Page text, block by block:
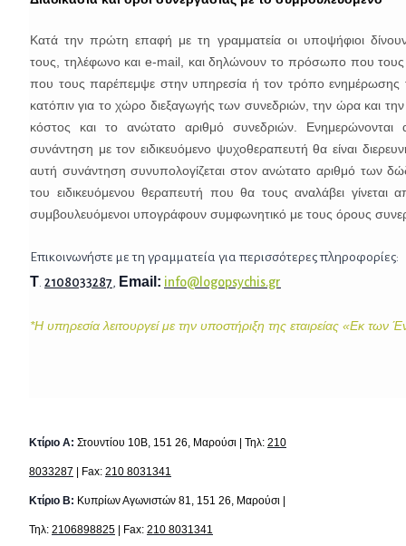
Κατά την πρώτη επαφή με τη γραμματεία οι υποψήφιοι
τους, τηλέφωνο και e-mail, και δηλώνουν το πρόσωπο που
που τους παρέπεμψε στην υπηρεσία ή τον τρόπο ενημέρωσης
κατόπιν για το χώρο διεξαγωγής των συνεδριών, την ώρα και
κόστος και το ανώτατο αριθμό συνεδριών.
συνάντηση με τον ειδικευόμενο ψυχοθεραπευτή θα είναι
αυτή συνάντηση συνυπολογίζεται στον ανώτατο αριθμό των
του ειδικευόμενου θεραπευτή που θα τους αναλάβει γίνεται
συμβουλευόμενοι υπογράφουν συμφωνητικό με τους όρους
Επικοινωνήστε με τη γραμματεία για περισσότερες πληροφορίες:
Τ 2108033287, Email: info@logopsychis.gr
*H υπηρεσία λειτουργεί με την υποστήριξη της εταιρείας «Εκ των
Κτίριο Α: Στουντίου 10Β, 151 26, Μαρούσι | Τηλ: 210
8033287 | Fax: 210 8031341
Κτίριο B: Κυπρίων Αγωνιστών 81, 151 26, Μαρούσι |
Τηλ: 2106898825 | Fax: 210 8031341